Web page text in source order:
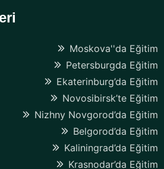
Moskova''da Eğitim
Petersburgda Eğitim
Ekaterinburg’da Eğitim
Novosibirsk’te Eğitim
Nizhny Novgorod’da Eğitim
Belgorod’da Eğitim
Kaliningrad’da Eğitim
Krasnodar’da Eğitim